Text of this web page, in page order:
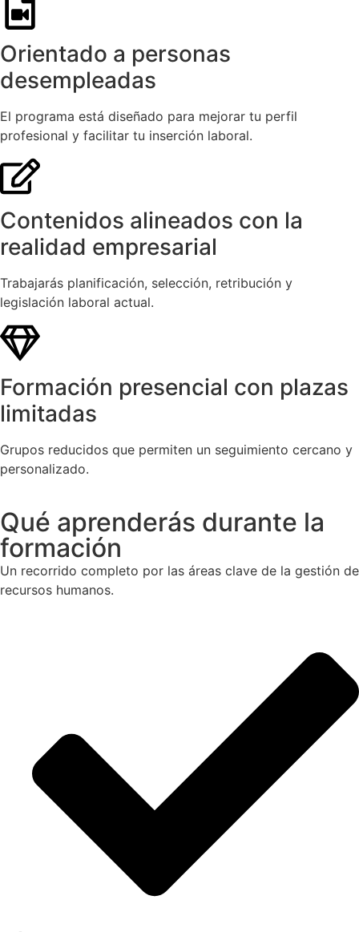
Orientado a personas
desempleadas
El programa está diseñado para mejorar tu perfil
profesional y facilitar tu inserción laboral.
Contenidos alineados con la
realidad empresarial
Trabajarás planificación, selección, retribución y
legislación laboral actual.
Formación presencial con plazas
limitadas
Grupos reducidos que permiten un seguimiento cercano y
personalizado.
Qué aprenderás durante la
formación
Un recorrido completo por las áreas clave de la gestión de
recursos humanos.